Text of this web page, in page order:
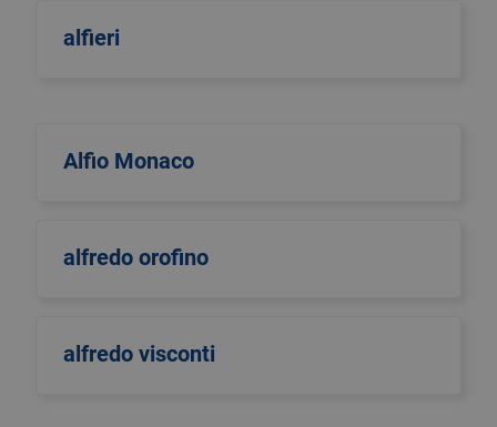
alfieri
Alfio Monaco
alfredo orofino
alfredo visconti